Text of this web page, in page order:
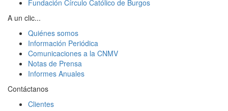
Fundación Círculo Católico de Burgos
A un clic...
Quiénes somos
Información Periódica
Comunicaciones a la CNMV
Notas de Prensa
Informes Anuales
Contáctanos
Clientes